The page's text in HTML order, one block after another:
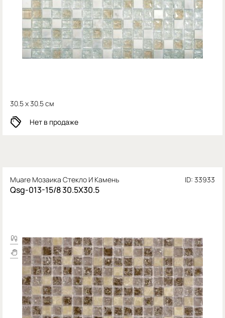
30.5 x 30.5 см
Нет в продаже
Muare Мозаика Стекло И Камень ID: 33933
Qsg-013-15/8 30.5X30.5